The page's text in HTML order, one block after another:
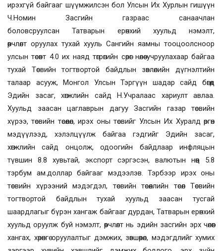
ирэхгүй байгааг шүүмжилсэн бол Улсын Их Хурлын гишүүн
Ч.Номин Засгийн газраас санаачлан
боловсруулсанТатварын ерөнхий хуульд нэмэлт,
өөрчлөлт оруулаx тухай хууль Сангийн яамны тооцоолсноор
улсын төсөвт 4.0 их наяд төгрөгийн сөрөг нөлөө учруулахаар байгаа
тухай Төсвийн тогтвортой байдлын зөвлөлийн дүгнэлтийн
талаар асууж, Монгол Улсын Тэргүүн шадар сайд бөгөөд
Эдийн засаг, хөгжлийн сайд Н.Учралаас хариулт авлаа.
Хуульд заасан цаглаврын дагуу Засгийн газар төсвийн
хүрээ, төсвийн төсөөлөл, ирэх оны төсвийг Улсын Их Хуралд өргөн
мэдүүлээд, хэлэлцүүлж байгаа гэдгийг Эдийн засаг,
хөгжлийн сайд онцолж, одоогийн байдлаар инфляцын
түвшин 8.8 хувьтай, экспорт сэргэсэн, валютын нөөц 5.8
тэрбум ам.доллар байгааг мэдээлэв. Тэрбээр ирэх оны
төсвийн хүрээний мэдэгдэл, төсвийн төсөөллийн төсөл Төсвийн
тогтвортой байдлын тухай хуульд заасан тусгай
шаардлагыг бүрэн хангаж байгааг дурдан, Татварын ерөнхий
хуульд оруулж буй нэмэлт, өөрчлөлт нь эдийн засгийн эрх чөлөөг
хангах, хөрөнгө оруулалтыг дэмжих, зөвшөөрөл, мэдэгдлийг хумих